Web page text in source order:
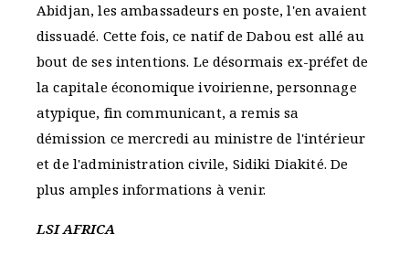
Abidjan, les ambassadeurs en poste, l'en avaient
dissuadé. Cette fois, ce natif de Dabou est allé au
bout de ses intentions. Le désormais ex-préfet de
la capitale économique ivoirienne, personnage
atypique, fin communicant, a remis sa
démission ce mercredi au ministre de l'intérieur
et de l'administration civile, Sidiki Diakité. De
plus amples informations à venir.
LSI AFRICA